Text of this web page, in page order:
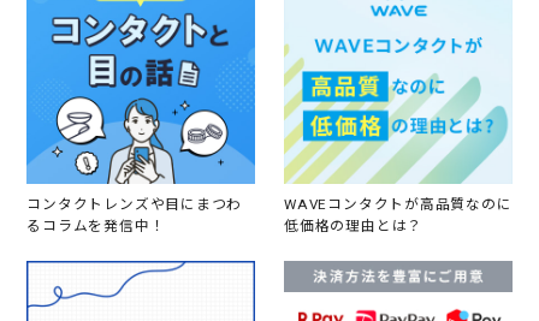
コンタクトレンズや目にまつわ
るコラムを発信中！
WAVEコンタクトが高品質なのに
低価格の理由とは？